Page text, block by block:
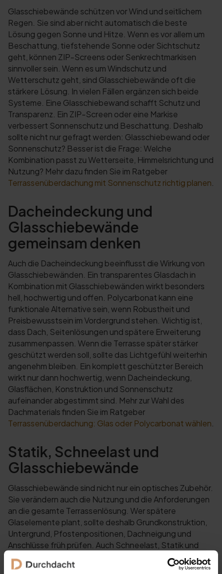
Glasschiebewände schützen vor Wind und seitlichem
Regen. Sie sind aber nicht automatisch die beste
Lösung gegen Sonne und Hitze. Wenn es vor allem um
Beschattung, tiefstehende Sonne oder Sichtschutz
geht, können ZIP-Screens oder Senkrechtmarkisen
sinnvoller sein. Wenn es um Windschutz und
Wetterschutz geht, sind Glasschiebewände oft die
stärkere Lösung. In vielen Fällen ergänzen sich beide
Systeme. Eine Glasschiebewand schafft Schutz und
Transparenz. Ein ZIP-Screen oder eine Markise
verbessert Sonnenschutz und Beschattung. Deshalb
sollte nicht nur gefragt werden: Glasschiebewand oder
Sonnenschutz? Besser ist die Frage: Welche
Kombination passt zu Wetterseite, Himmelsrichtung und
Nutzung? Mehr dazu finden Sie im Ratgeber
Terrassenüberdachung mit Sonnenschutz richtig planen
Dacheindeckung und
Glasschiebewände
gemeinsam denken
Auch die Dacheindeckung beeinflusst die Wirkung von
Glasschiebewänden. Ein transparentes Glasdach in
Kombination mit Glasschiebewänden wirkt besonders
hell, hochwertig und offen. Polycarbonat kann eine
funktionale Alternative sein, wenn Robustheit und
Preisbewusstsein im Vordergrund stehen. Wichtig ist,
dass Dach, Seitenlösungen und spätere Erweiterung
zusammenpassen. Wenn die Terrasse später stärker
geschützt werden soll, sollte das Lichtgefühl weiterhin
angenehm bleiben. Ein komplett geschützter Bereich
wirkt nur dann hochwertig, wenn Dacheindeckung,
Glasflächen, Konstruktion und Sonnenschutz
aufeinander abgestimmt sind. Mehr zur Wahl des
Dachmaterials finden Sie im Ratgeber
Terrassenüberdachung: Glas oder Polycarbonat wählen
Statik, Schneelast und
Glasschiebewände
Glasschiebewände sind nicht nur ein optisches Zubehör.
Sie verändern auch die Nutzung und die Anforderungen
an die gesamte Terrassenlösung. Wer spätere
Glaselemente plant, sollte deshalb Grundkonstruktion,
Untergrund, Pfostenpositionen, Dachneigung und
Anschlüsse früh prüfen. Auch Schneelast, Statik und
Wandmontage gehören zur seriösen Planung.
Besonders bei größeren Überdachungen, exponierten